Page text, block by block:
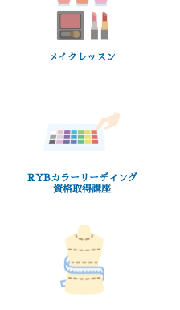
メイクレッスン
RYBカラーリーディング
資格取得講座